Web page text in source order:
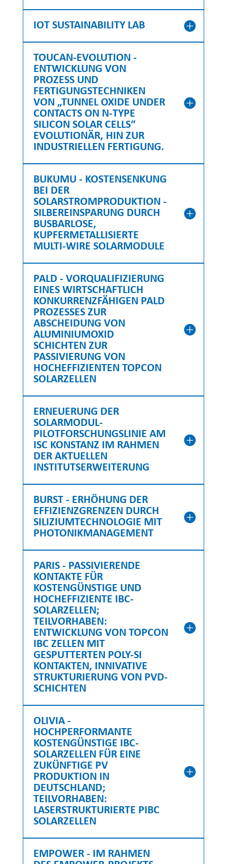
IOT SUSTAINABILITY LAB
TOUCAN-EVOLUTION -
ENTWICKLUNG VON
PROZESS UND
FERTIGUNGSTECHNIKEN
VON „TUNNEL OXIDE UNDER
CONTACTS ON N-TYPE
SILICON SOLAR CELLS“
EVOLUTIONÄR, HIN ZUR
INDUSTRIELLEN FERTIGUNG.
BUKUMU - KOSTENSENKUNG
BEI DER
SOLARSTROMPRODUKTION -
SILBEREINSPARUNG DURCH
BUSBARLOSE,
KUPFERMETALLISIERTE
MULTI-WIRE SOLARMODULE
PALD - VORQUALIFIZIERUNG
EINES WIRTSCHAFTLICH
KONKURRENZFÄHIGEN PALD
PROZESSES ZUR
ABSCHEIDUNG VON
ALUMINIUMOXID
SCHICHTEN ZUR
PASSIVIERUNG VON
HOCHEFFIZIENTEN TOPCON
SOLARZELLEN
ERNEUERUNG DER
SOLARMODUL-
PILOTFORSCHUNGSLINIE AM
ISC KONSTANZ IM RAHMEN
DER AKTUELLEN
INSTITUTSERWEITERUNG
BURST - ERHÖHUNG DER
EFFIZIENZGRENZEN DURCH
SILIZIUMTECHNOLOGIE MIT
PHOTONIKMANAGEMENT
PARIS - PASSIVIERENDE
KONTAKTE FÜR
KOSTENGÜNSTIGE UND
HOCHEFFIZIENTE IBC-
SOLARZELLEN;
TEILVORHABEN:
ENTWICKLUNG VON TOPCON
IBC ZELLEN MIT
GESPUTTERTEN POLY-SI
KONTAKTEN, INNIVATIVE
STRUKTURIERUNG VON PVD-
SCHICHTEN
OLIVIA -
HOCHPERFORMANTE
KOSTENGÜNSTIGE IBC-
SOLARZELLEN FÜR EINE
ZUKÜNFTIGE PV
PRODUKTION IN
DEUTSCHLAND;
TEILVORHABEN:
LASERSTRUKTURIERTE PIBC
SOLARZELLEN
EMPOWER - IM RAHMEN